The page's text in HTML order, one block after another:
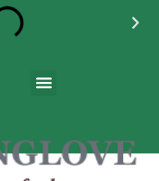
3271